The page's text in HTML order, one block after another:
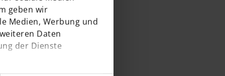
geben wir
Medien, Werbung und
Daten
der Dienste